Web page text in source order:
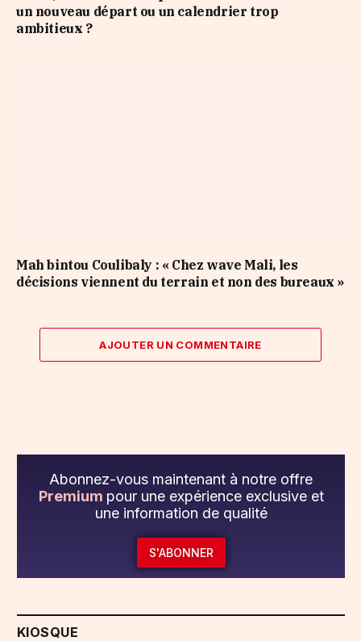
un nouveau départ ou un calendrier trop
ambitieux ?
Mah bintou Coulibaly : « Chez wave Mali, les
décisions viennent du terrain et non des bureaux »
AJOUTER UN COMMENTAIRE
Abonnez-vous maintenant à notre offre
Premium pour une expérience exclusive et
une information de qualité
S'ABONNER
KIOSQUE